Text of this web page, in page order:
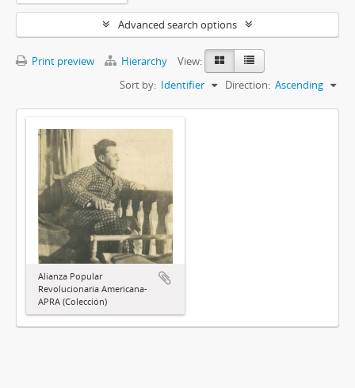
Advanced search options
Print preview Hierarchy
View:
Sort by: Identifier Direction: Ascending
Alianza Popular
Revolucionaria Americana-
APRA (Colección)